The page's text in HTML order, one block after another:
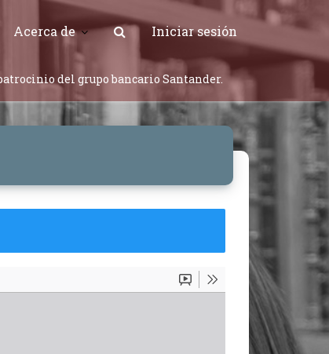
Acerca de Iniciar sesión
del grupo bancario Santander.